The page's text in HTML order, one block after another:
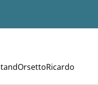
OrsettoRicardo